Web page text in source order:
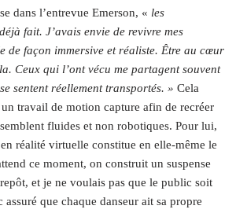
dans l’entrevue Emerson, « les
fait. J’avais envie de revivre mes
de façon immersive et réaliste. Être au cœur
Ceux qui l’ont vécu me partagent souvent
sentent réellement transportés. » Cela
travail de motion capture afin de recréer
fluides et non robotiques. Pour lui,
réalité virtuelle constitue en elle-même le
ce moment, on construit un suspense
et je ne voulais pas que le public soit
assuré que chaque danseur ait sa propre